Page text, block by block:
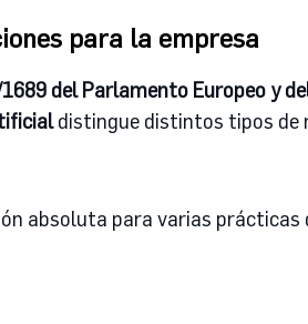
para la empresa
del Parlamento Europeo y
distingue distintos tipos de
absoluta para varias